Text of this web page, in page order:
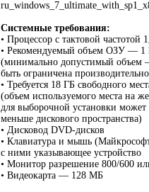
Системные требования:
• Процессор с тактовой
• Рекомендуемый объем ОЗУ — 1
(минимально допустимый
быть ограничена
• Требуется 18 ГБ свободного
(объем используемого места на
для выборочной установки может
меньше дискового пространства)
• Дисковод DVD-дисков
• Клавиатура и мышь
с ними указывающее устройство
• Монитор разрешение 800/600
• Видеокарта — 128 МБ